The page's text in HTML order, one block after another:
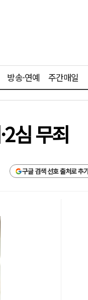
방송·연예 주간매일
심 무죄
구글 검색 선호 출처로 추